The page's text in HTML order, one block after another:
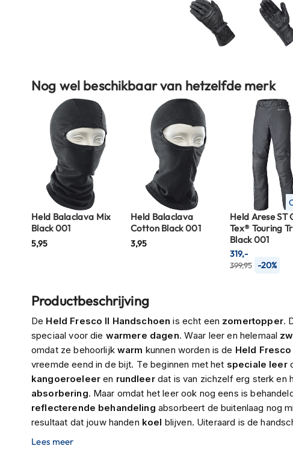
Heren
scooterhelmen
scooterhelmen
scooterhelmen
Systeemhelmen
Jethelmen
Integraalhelmen
Crosshelmen
accessoires
Vizieren
Pinlocks
Crossbrillen
Oordoppen
helm
naar
begin
afbeeldingen-
gallerij
Nog wel beschikbaar van hetzelfde merk
Held Balaclava Mix
Black 001
5,95
Held Balaclava
Cotton Black 001
3,95
Held Arese ST
Tex® Touring
Black 001
399,95 -20%
319,-
Productbeschrijving
De Held Fresco II Handschoenis echt een zomertopper.
speciaal voor die warmere dagen. Waar leer en helemaal
omdat ze behoorlijk warm kunnen worden is de Held
vreemde eend in de bijt. Te beginnen met het speciale leer
kangoeroeleeren rundleerdat is van zichzelf erg sterk en
absorbering. Maar omdat het leer ook nog eens is
reflecterende behandeling absorbeert de buitenlaag nog
resultaat dat jouw handen koel blijven. Uiteraard is de
veiligheidsaspecten
Lees meer